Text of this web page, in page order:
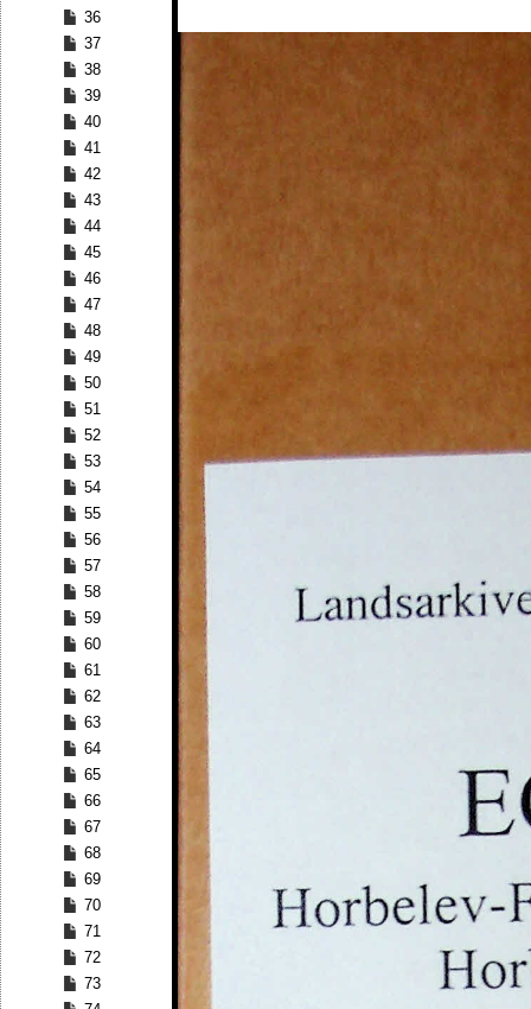
36
37
38
39
40
41
42
43
44
45
46
47
48
49
50
51
52
53
54
55
56
57
58
59
60
61
62
63
64
65
66
67
68
69
70
71
72
73